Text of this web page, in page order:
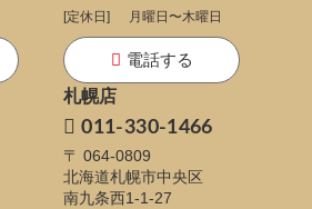
[定休日]
月曜日〜木曜日
電話する
札幌店
011-330-1466
〒 064-0809
北海道札幌市中央区
南九条西1-1-27